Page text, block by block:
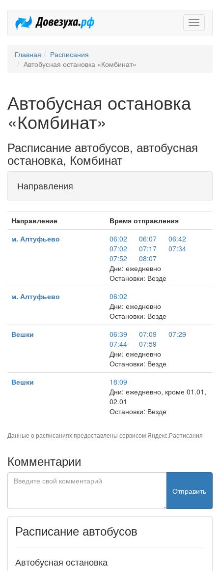
Главная
Расписания
Автобусная остановка «Комбинат»
Автобусная остановка
«Комбинат»
Расписание автобусов, автобусная
остановка, Комбинат
Направления
Направление
Время отправления
м. Алтуфьево
06:02 06:07
06:42
07:02
07:17
07:34
07:52
08:07
Дни: ежедневно
Остановки: Везде
м. Алтуфьево
06:02
Дни: ежедневно
Остановки: Везде
Вешки
06:39 07:09
07:29
07:44
07:59
Дни: ежедневно
Остановки: Везде
Вешки
18:09
Дни: ежедневно, кроме 01.01,
02.01
Остановки: Везде
Данные о расписаниях предоставлены сервисом Яндекс.Расписания
Комментарии
Отправить
Расписание автобусов
Автобусная остановка